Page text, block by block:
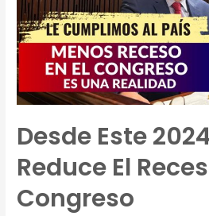
Desde Este
Reduce El
Congreso